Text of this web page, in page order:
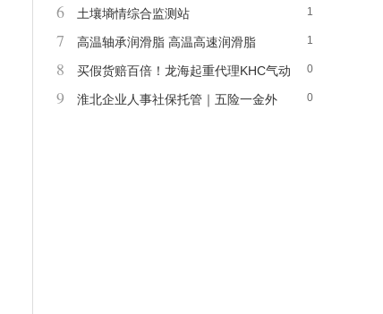
1
6 土壤墒情综合监测站
1
7 高温轴承润滑脂 高温高速润滑脂
0
8
买假货赔百倍！龙海起重代理KHC气动
平衡葫芦原装正品可追溯
0
9
淮北企业人事社保托管｜五险一金外